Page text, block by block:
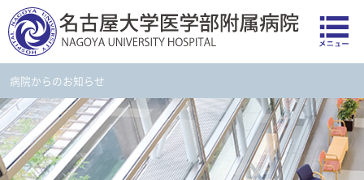
病院からのお知らせ